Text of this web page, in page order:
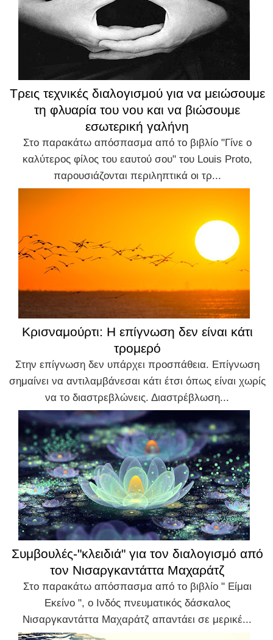
Τρεις τεχνικές διαλογισμού για να μειώσουμε
τη φλυαρία του νου και να βιώσουμε
εσωτερική γαλήνη
Στο παρακάτω απόσπασμα από το βιβλίο "Γίνε ο
καλύτερος φίλος του εαυτού σου" του Louis Proto,
παρουσιάζονται περιληπτικά οι τρ...
Κρισναμούρτι: Η επίγνωση δεν είναι κάτι
τρομερό
Στην επίγνωση δεν υπάρχει προσπάθεια. Επίγνωση
σημαίνει να αντιλαμβάνεσαι κάτι έτσι όπως είναι χωρίς
να το διαστρεβλώνεις. Διαστρέβλωση...
Συμβουλές-"κλειδιά" για τον διαλογισμό από
τον Νισαργκαντάττα Μαχαράτζ
Στο παρακάτω απόσπασμα από το βιβλίο " Είμαι
Εκείνο ", ο Ινδός πνευματικός δάσκαλος
Νισαργκαντάττα Μαχαράτζ απαντάει σε μερικέ...